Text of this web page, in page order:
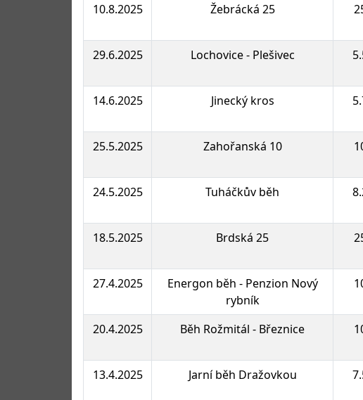
10.8.2025
Žebrácká 25
29.6.2025
Lochovice - Plešivec
14.6.2025
Jinecký kros
25.5.2025
Zahořanská 10
24.5.2025
Tuháčkův běh
18.5.2025
Brdská 25
27.4.2025
Energon běh - Penzion Nový
rybník
20.4.2025
Běh Rožmitál - Březnice
13.4.2025
Jarní běh Dražovkou